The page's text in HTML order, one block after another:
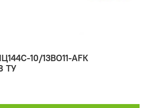
10/13ВО11-AFК
ТУ